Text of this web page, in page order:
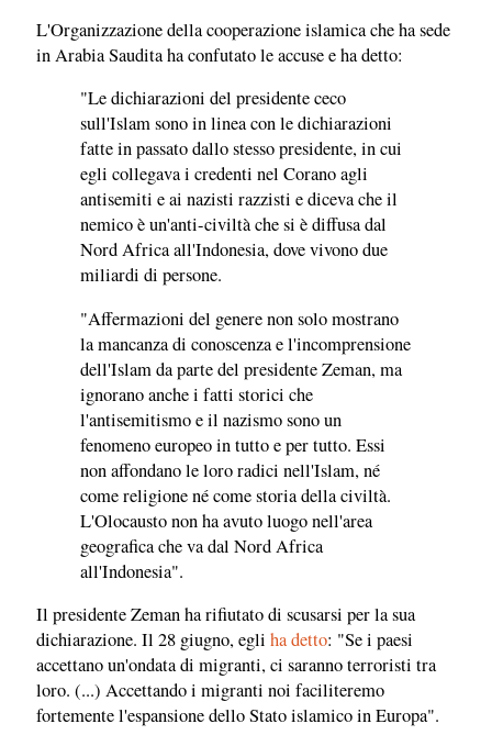
L'Organizzazione della cooperazione islamica che ha sede
in Arabia Saudita ha confutato le accuse e ha detto:
"Le dichiarazioni del presidente ceco
sull'Islam sono in linea con le dichiarazioni
fatte in passato dallo stesso presidente, in cui
egli collegava i credenti nel Corano agli
antisemiti e ai nazisti razzisti e diceva che il
nemico è un'anti-civiltà che si è diffusa dal
Nord Africa all'Indonesia, dove vivono due
miliardi di persone.
"Affermazioni del genere non solo mostrano
la mancanza di conoscenza e l'incomprensione
dell'Islam da parte del presidente Zeman, ma
ignorano anche i fatti storici che
l'antisemitismo e il nazismo sono un
fenomeno europeo in tutto e per tutto. Essi
non affondano le loro radici nell'Islam, né
come religione né come storia della civiltà.
L'Olocausto non ha avuto luogo nell'area
geografica che va dal Nord Africa
all'Indonesia".
Il presidente Zeman ha rifiutato di scusarsi per la sua
dichiarazione. Il 28 giugno, egli ha detto: "Se i paesi
accettano un'ondata di migranti, ci saranno terroristi tra
loro. (...) Accettando i migranti noi faciliteremo
fortemente l'espansione dello Stato islamico in Europa".